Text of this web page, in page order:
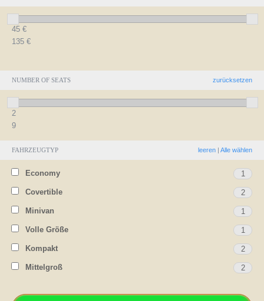
45 €
135 €
NUMBER OF SEATS zurücksetzen
2
9
FAHRZEUGTYP leeren | Alle wählen
Economy 1
Covertible 2
Minivan 1
Volle Größe 1
Kompakt 2
Mittelgroß 2